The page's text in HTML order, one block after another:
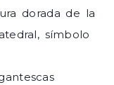
dorada de la
símbolo